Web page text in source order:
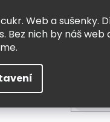
Web a sušenky.
Bez nich by náš